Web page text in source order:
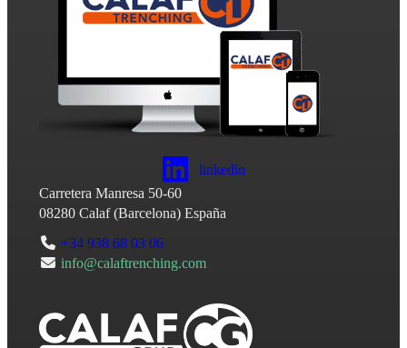
linkedin
Carretera Manresa 50-60
08280 Calaf(Barcelona) España
+34 938 68 03 06
info@calaftrenching.com